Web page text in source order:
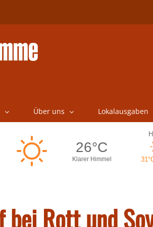
Über uns Lokalausgaben
Rott und